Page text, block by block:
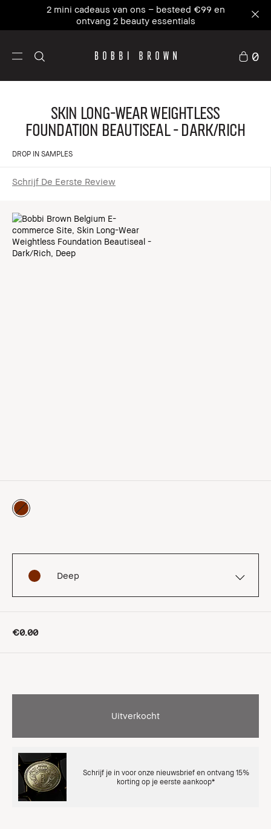
2 mini cadeaus van ons – besteed €99 en
ontvang 2 beauty essentials
0
Skin Long-Wear Weightless
Foundation Beautiseal - Dark/Rich
DROP IN SAMPLES
Schrijf De Eerste Review
Deep
€0.00
Uitverkocht
Schrijf je in voor onze nieuwsbrief en ontvang 15%
korting op je eerste aankoop*